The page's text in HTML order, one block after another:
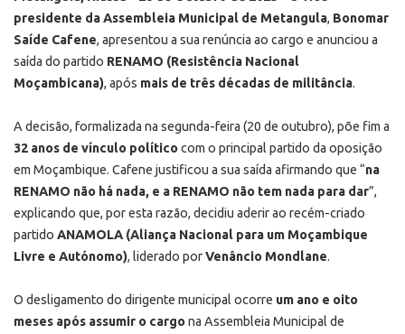
presidente da Assembleia Municipal de Metangula, Bonomar
Saíde Cafene, apresentou a sua renúncia ao cargo e anunciou a
saída do partido RENAMO (Resistência Nacional
Moçambicana), após mais de três décadas de militância.
A decisão, formalizada na segunda-feira (20 de outubro), põe fim a
32 anos de vínculo políticocom o principal partido da oposição
em Moçambique. Cafene justificou a sua saída afirmando que “na
RENAMO não há nada, e a RENAMO não tem nada para dar”,
explicando que, por esta razão, decidiu aderir ao recém-criado
partido ANAMOLA (Aliança Nacional para um Moçambique
Livre e Autónomo), liderado porVenâncio Mondlane.
O desligamento do dirigente municipal ocorre um ano e oito
meses após assumir o cargona Assembleia Municipal de